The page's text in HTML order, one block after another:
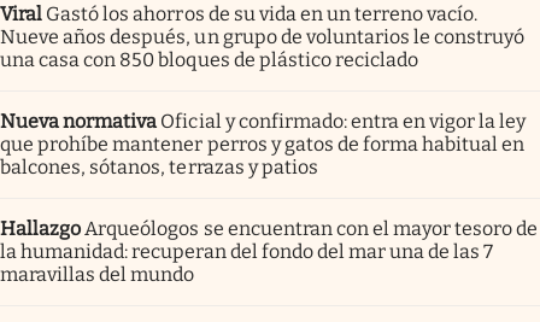
Viral Gastó los ahorros de su vida en un terreno vacío.
Nueve años después, un grupo de voluntarios le construyó
una casa con 850 bloques de plástico reciclado
Nueva normativa Oficial y confirmado: entra en vigor la ley
que prohíbe mantener perros y gatos de forma habitual en
balcones, sótanos, terrazas y patios
Hallazgo Arqueólogos se encuentran con el mayor tesoro de
la humanidad: recuperan del fondo del mar una de las 7
maravillas del mundo